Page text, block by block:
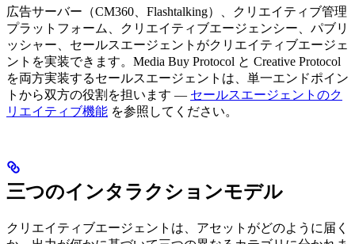
広告サーバー（CM360、Flashtalking）、クリエイティブ管理
プラットフォーム、クリエイティブエージェンシー、パブリ
ッシャー、セールスエージェントがクリエイティブエージェ
ントを実装できます。Media Buy Protocol と Creative Protocol
を両方実装するセールスエージェントは、単一エンドポイン
トから双方の役割を担います — セールスエージェントのク
リエイティブ機能 を参照してください。
三つのインタラクションモデル
クリエイティブエージェントは、アセットがどのように届く